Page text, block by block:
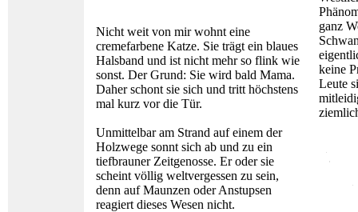
Nicht weit von mir wohnt eine
cremefarbene Katze. Sie trägt ein blaues
Halsband und ist nicht mehr so flink wie
sonst. Der Grund: Sie wird bald Mama.
Daher schont sie sich und tritt höchstens
mal kurz vor die Tür.
Unmittelbar am Strand auf einem der
Holzwege sonnt sich ab und zu ein
tiefbrauner Zeitgenosse. Er oder sie
scheint völlig weltvergessen zu sein,
denn auf Maunzen oder Anstupsen
reagiert dieses Wesen nicht.
ganz
keine
Leute